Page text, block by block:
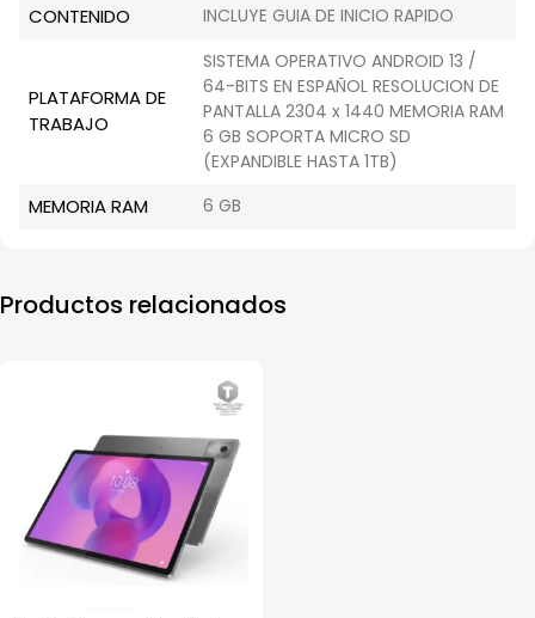
CONTENIDO INCLUYE GUIA DE INICIO RAPIDO
PLATAFORMA DE
TRABAJO
SISTEMA OPERATIVO ANDROID 13 /
64-BITS EN ESPAÑOL RESOLUCION DE
PANTALLA 2304 x 1440 MEMORIA RAM
6 GB SOPORTA MICRO SD
(EXPANDIBLE HASTA 1TB)
MEMORIA RAM 6 GB
Productos relacionados